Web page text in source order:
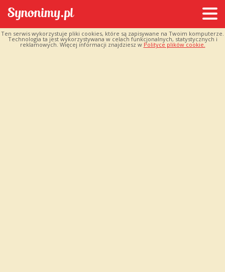
Ten serwis wykorzystuje pliki cookies, które są zapisywane na Twoim komputerze.
Technologia ta jest wykorzystywana w celach funkcjonalnych, statystycznych i
reklamowych. Więcej informacji znajdziesz w Polityce plików cookie.